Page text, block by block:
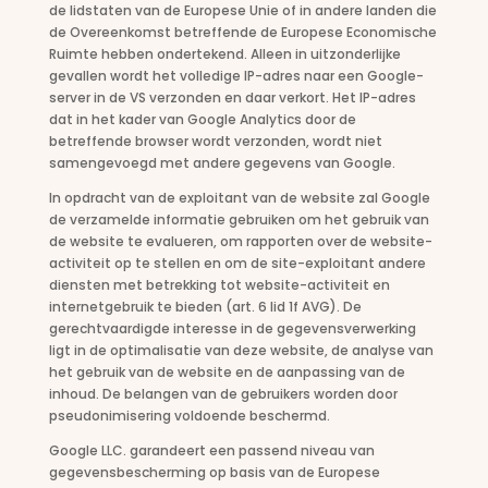
de lidstaten van de Europese Unie of in andere landen die
de Overeenkomst betreffende de Europese Economische
Ruimte hebben ondertekend. Alleen in uitzonderlijke
gevallen wordt het volledige IP-adres naar een Google-
server in de VS verzonden en daar verkort. Het IP-adres
dat in het kader van Google Analytics door de
betreffende browser wordt verzonden, wordt niet
samengevoegd met andere gegevens van Google.
In opdracht van de exploitant van de website zal Google
de verzamelde informatie gebruiken om het gebruik van
de website te evalueren, om rapporten over de website-
activiteit op te stellen en om de site-exploitant andere
diensten met betrekking tot website-activiteit en
internetgebruik te bieden (art. 6 lid 1f AVG). De
gerechtvaardigde interesse in de gegevensverwerking
ligt in de optimalisatie van deze website, de analyse van
het gebruik van de website en de aanpassing van de
inhoud. De belangen van de gebruikers worden door
pseudonimisering voldoende beschermd.
Google LLC. garandeert een passend niveau van
gegevensbescherming op basis van de Europese